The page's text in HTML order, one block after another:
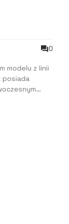
0
modelu z linii
posiada
41-ka